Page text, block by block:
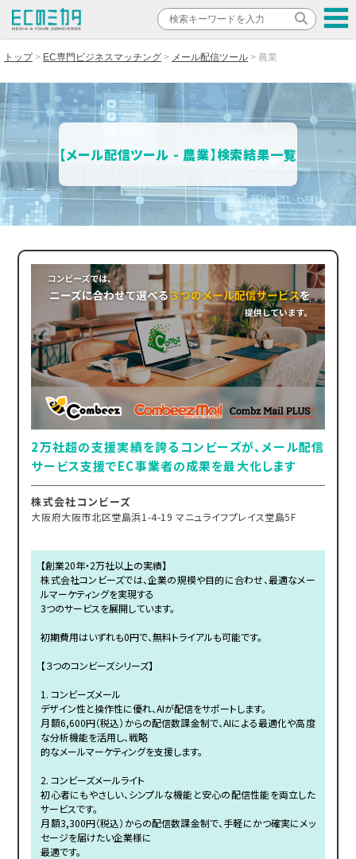
トップ EC専門ビジネスマッチング メール配信ツール 農業
【メール配信ツール - 農業】検索結果一覧
2万社超の支援実績を誇るコンビーズが、メール配信
サービス支援でEC事業者の成果を最大化します
株式会社コンビーズ
大阪府大阪市北区堂島浜1-4-19 マニュライフプレイス堂島5F
【創業20年・2万社以上の実績】
株式会社コンビーズでは、企業の規模や目的に合わせ、最適なメー
ルマーケティングを実現する
3つのサービスを展開しています。
初期費用はいずれも0円で、無料トライアルも可能です。
【３つのコンビーズシリーズ】
1. コンビーズメール
デザイン性と操作性に優れ、AIが配信をサポートします。
月額6,600円（税込）からの配信数課金制で、AIによる最適化や高度
な分析機能を活用し、戦略
的なメールマーケティングを支援します。
2. コンビーズメールライト
初心者にもやさしい、シンプルな機能と安心の配信性能を両立した
サービスです。
月額3,300円（税込）からの配信数課金制で、手軽にかつ確実にメッ
セージを届けたい企業様に
最適です。